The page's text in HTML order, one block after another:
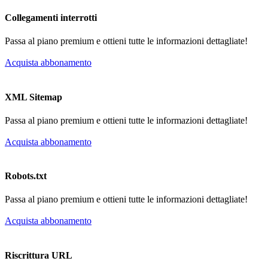
Collegamenti interrotti
Passa al piano premium e ottieni tutte le informazioni dettagliate!
Acquista abbonamento
XML Sitemap
Passa al piano premium e ottieni tutte le informazioni dettagliate!
Acquista abbonamento
Robots.txt
Passa al piano premium e ottieni tutte le informazioni dettagliate!
Acquista abbonamento
Riscrittura URL